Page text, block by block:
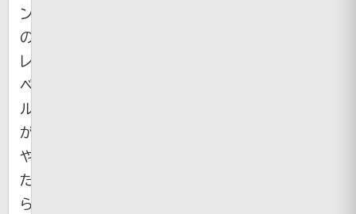
ン
の
レ
ベ
ル
が
や
た
ら